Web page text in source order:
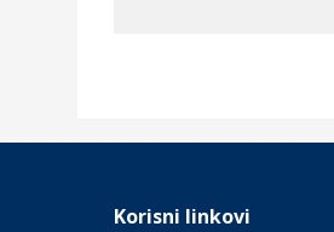
Daruvarske toplice –
Korisni linkovi